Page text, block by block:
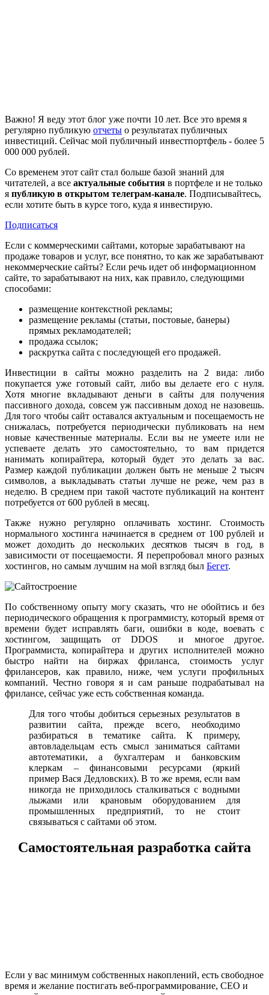
Важно! Я веду этот блог уже почти 10 лет. Все это время я
регулярно публикую отчеты о результатах публичных
инвестиций. Сейчас мой публичный инвестпортфель - более 5
000 000 рублей.
Со временем этот сайт стал больше базой знаний для
читателей, а все актуальные события в портфеле и не только
я публикую в открытом телеграм-канале. Подписывайтесь,
если хотите быть в курсе того, куда я инвестирую.
Подписаться
Если с коммерческими сайтами, которые зарабатывают на
продаже товаров и услуг, все понятно, то как же зарабатывают
некоммерческие сайты? Если речь идет об информационном
сайте, то зарабатывают на них, как правило, следующими
способами:
размещение контекстной рекламы;
размещение рекламы (статьи, постовые, банеры)
прямых рекламодателей;
продажа ссылок;
раскрутка сайта с последующей его продажей.
Инвестиции в сайты можно разделить на 2 вида: либо
покупается уже готовый сайт, либо вы делаете его с нуля.
Хотя многие вкладывают деньги в сайты для получения
пассивного дохода, совсем уж пассивным доход не назовешь.
Для того чтобы сайт оставался актуальным и посещаемость не
снижалась, потребуется периодически публиковать на нем
новые качественные материалы. Если вы не умеете или не
успеваете делать это самостоятельно, то вам придется
нанимать копирайтера, который будет это делать за вас.
Размер каждой публикации должен быть не меньше 2 тысяч
символов, а выкладывать статьи лучше не реже, чем раз в
неделю. В среднем при такой частоте публикаций на контент
потребуется от 600 рублей в месяц.
Также нужно регулярно оплачивать хостинг. Стоимость
нормального хостинга начинается в среднем от 100 рублей и
может доходить до нескольких десятков тысяч в год, в
зависимости от посещаемости. Я перепробовал много разных
хостингов, но самым лучшим на мой взгляд был Бегет.
По собственному опыту могу сказать, что не обойтись и без
периодического обращения к программисту, который время от
времени будет исправлять баги, ошибки в коде, воевать с
хостингом, защищать от DDOS и многое другое.
Программиста, копирайтера и других исполнителей можно
быстро найти на биржах фриланса, стоимость услуг
фрилансеров, как правило, ниже, чем услуги профильных
компаний. Честно говоря я и сам раньше подрабатывал на
фрилансе, сейчас уже есть собственная команда.
Для того чтобы добиться серьезных результатов в
развитии сайта, прежде всего, необходимо
разбираться в тематике сайта. К примеру,
автовладельцам есть смысл заниматься сайтами
автотематики, а бухгалтерам и банковским
клеркам – финансовыми ресурсами (яркий
пример Вася Дедловских). В то же время, если вам
никогда не приходилось сталкиваться с водными
лыжами или крановым оборудованием для
промышленных предприятий, то не стоит
связываться с сайтами об этом.
Самостоятельная разработка сайта
Если у вас минимум собственных накоплений, есть свободное
время и желание постигать веб-программирование, СЕО и